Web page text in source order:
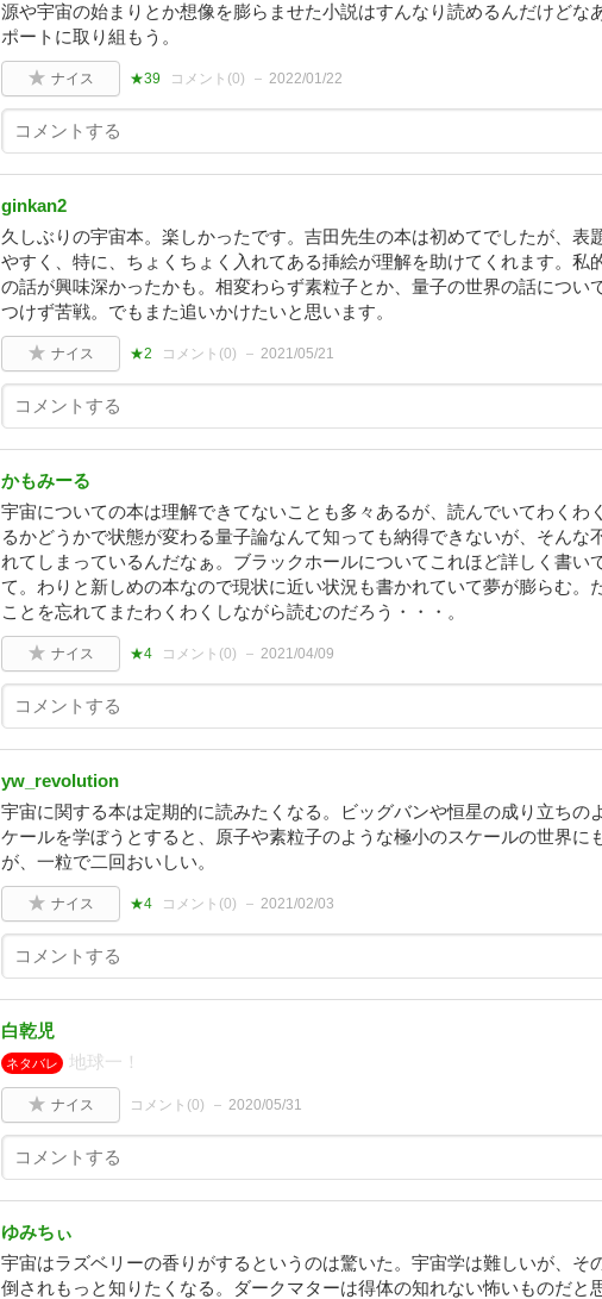
源や宇宙の始まりとか想像を膨らませた小説はすんなり読めるんだけどな
ポートに取り組もう。
ナイス ★39 コメント(0) 2022/01/22
ginkan2
久しぶりの宇宙本。楽しかったです。吉田先生の本は初めてでしたが、表
やすく、特に、ちょくちょく入れてある挿絵が理解を助けてくれます。私
の話が興味深かったかも。相変わらず素粒子とか、量子の世界の話につい
つけず苦戦。でもまた追いかけたいと思います。
ナイス ★2 コメント(0) 2021/05/21
かもみーる
宇宙についての本は理解できてないことも多々あるが、読んでいてわくわ
るかどうかで状態が変わる量子論なんて知っても納得できないが、そんな
れてしまっているんだなぁ。ブラックホールについてこれほど詳しく書い
て。わりと新しめの本なので現状に近い状況も書かれていて夢が膨らむ。
ことを忘れてまたわくわくしながら読むのだろう・・・。
ナイス ★4 コメント(0) 2021/04/09
yw_revolution
宇宙に関する本は定期的に読みたくなる。ビッグバンや恒星の成り立ちの
ケールを学ぼうとすると、原子や素粒子のような極小のスケールの世界に
が、一粒で二回おいしい。
ナイス ★4 コメント(0) 2021/02/03
白乾児
ネタバレ 地球一！
ナイス コメント(0) 2020/05/31
ゆみちぃ
宇宙はラズベリーの香りがするというのは驚いた。宇宙学は難しいが、そ
倒されもっと知りたくなる。ダークマターは得体の知れない怖いものだと